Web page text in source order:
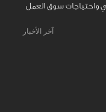
واحتياجات سوق العمل
آخر الأخبار